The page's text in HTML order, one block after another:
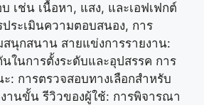
เช่น เนื้อหา, แสง, และเอฟเฟกต์
ประเมินความตอบสนอง, การ
นุกสนาน สายแข่งการรายงาน:
ในการตั้งระดับและอุปสรรค การ
: การตรวจสอบทางเลือกสำหรับ
านขั้น รีวิวของผู้ใช้: การพิจารณา